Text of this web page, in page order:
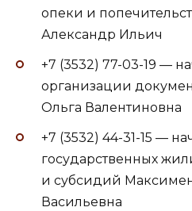
опеки и
Александр Ильич
+7 (3532) 77-03-19 —
организации
Ольга Валентиновна
+7 (3532) 44-31-15 —
государственных
и субсидий
Васильевна